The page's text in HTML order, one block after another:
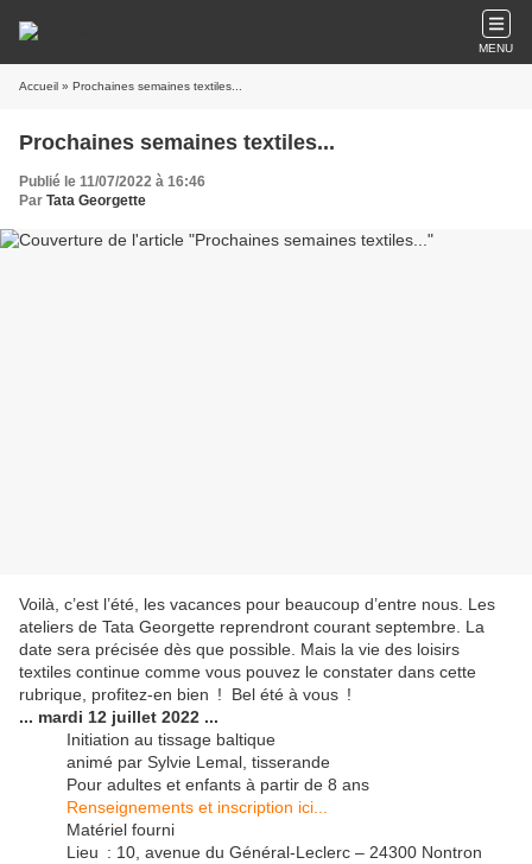
MENU
Accueil » Prochaines semaines textiles...
Prochaines semaines textiles...
Publié le 11/07/2022 à 16:46
Par Tata Georgette
Voilà, c’est l’été, les vacances pour beaucoup d’entre nous. Les
ateliers de Tata Georgette reprendront courant septembre. La
date sera précisée dès que possible. Mais la vie des loisirs
textiles continue comme vous pouvez le constater dans cette
rubrique, profitez-en bien ! Bel été à vous !
... mardi 12 juillet 2022 ...
Initiation au tissage baltique
animé par Sylvie Lemal, tisserande
Pour adultes et enfants à partir de 8 ans
Renseignements et inscription ici...
Matériel fourni
Lieu : 10, avenue du Général-Leclerc – 24300 Nontron